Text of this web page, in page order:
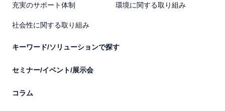
充実のサポート体制 環境に関する取り組み
社会性に関する取り組み
キーワード/ソリューションで探す
セミナー/イベント/展示会
コラム